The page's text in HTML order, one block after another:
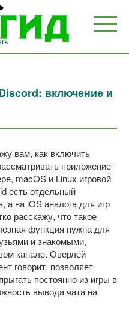
включение и
вам, как включить
приложение
macOS и Linux игровой
есть отдельный
а на iOS аналога для игр
расскажу, что такое
функция нужна для
и знакомыми,
канале. Оверлей
говорит, позволяет
постоянно из игры в
вывода чата на